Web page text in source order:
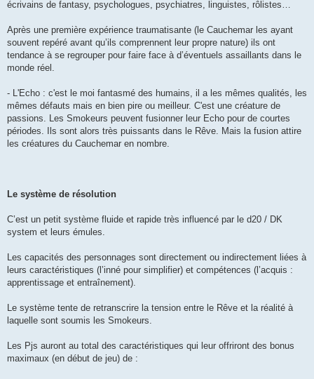
écrivains de fantasy, psychologues, psychiatres, linguistes, rôlistes…
Après une première expérience traumatisante (le Cauchemar les ayant
souvent repéré avant qu’ils comprennent leur propre nature) ils ont
tendance à se regrouper pour faire face à d’éventuels assaillants dans le
monde réel.
- L'Echo : c'est le moi fantasmé des humains, il a les mêmes qualités, les
mêmes défauts mais en bien pire ou meilleur. C'est une créature de
passions. Les Smokeurs peuvent fusionner leur Echo pour de courtes
périodes. Ils sont alors très puissants dans le Rêve. Mais la fusion attire
les créatures du Cauchemar en nombre.
Le système de résolution
C’est un petit système fluide et rapide très influencé par le d20 / DK
system et leurs émules.
Les capacités des personnages sont directement ou indirectement liées à
leurs caractéristiques (l’inné pour simplifier) et compétences (l’acquis :
apprentissage et entraînement).
Le système tente de retranscrire la tension entre le Rêve et la réalité à
laquelle sont soumis les Smokeurs.
Les Pjs auront au total des caractéristiques qui leur offriront des bonus
maximaux (en début de jeu) de :